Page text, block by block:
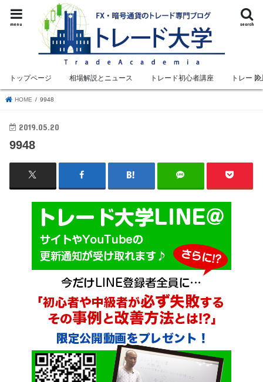
search
menu
トップページ 相場解説とニュース トレード初心者講座 トレード
HOME 9948
2019.05.20
9948